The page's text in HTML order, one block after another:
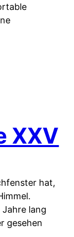
XXV
hat,
lang
gesehen